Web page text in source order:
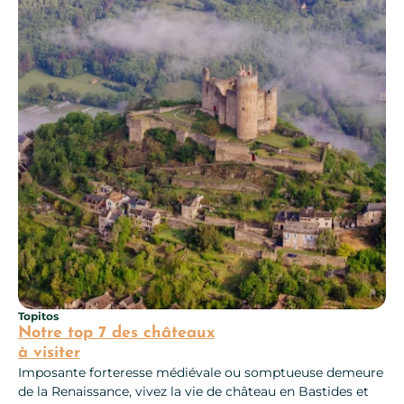
Notre top 7 des châteaux
à visiter
Topitos
Imposante forteresse médiévale ou somptueuse demeure
de la Renaissance, vivez la vie de château en Bastides et